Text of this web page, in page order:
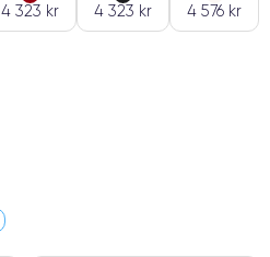
4 323 kr 4 323 kr 4 576 kr